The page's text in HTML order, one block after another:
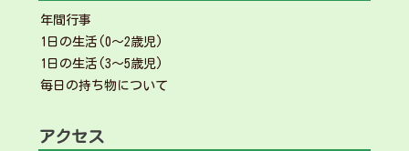
年間行事
1日の生活(0～2歳児)
1日の生活(3～5歳児)
毎日の持ち物について
アクセス